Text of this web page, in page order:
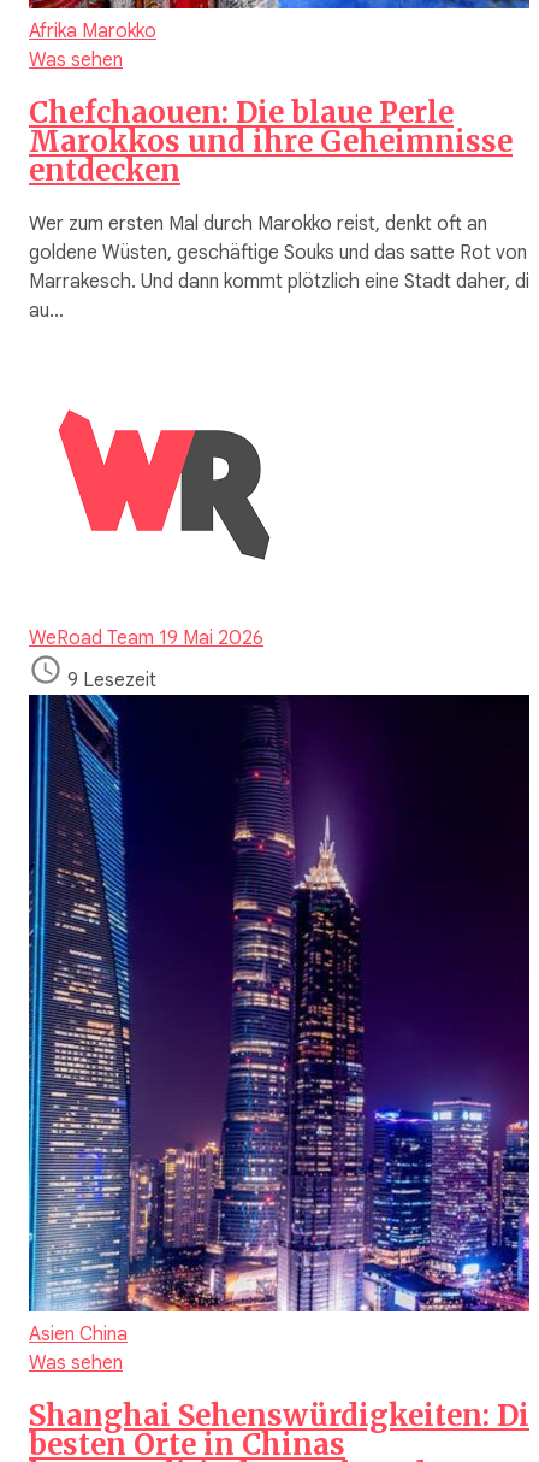
Afrika Marokko
Was sehen
Chefchaouen: Die blaue Perle
Marokkos und ihre Geheimnisse
entdecken
Wer zum ersten Mal durch Marokko reist, denkt oft an
goldene Wüsten, geschäftige Souks und das satte Rot von
Marrakesch. Und dann kommt plötzlich eine Stadt daher, die
au…
WeRoad Team 19 Mai 2026
9 Lesezeit
Asien China
Was sehen
Shanghai Sehenswürdigkeiten:
besten Orte in Chinas